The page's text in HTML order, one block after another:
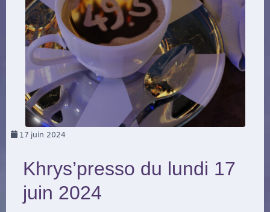
17 juin 2024
Khrys’presso du lundi 17
juin 2024